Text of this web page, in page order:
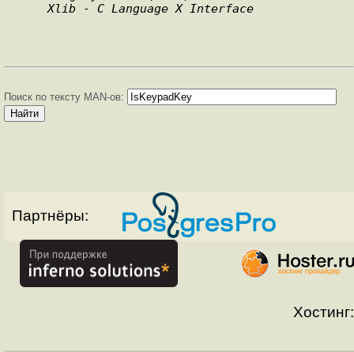
Xlib - C Language X Interface
Поиск по тексту MAN-ов:
Партнёры:
Хостинг: